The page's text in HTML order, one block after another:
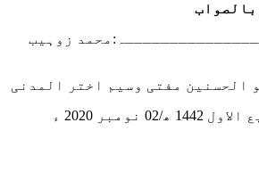
زوہیب
الحسنین مفتی وسیم اختر المدنی